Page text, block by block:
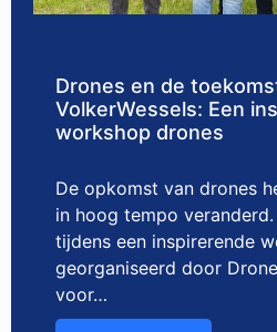
Drones en de
VolkerWessels: Een
workshop drones
De opkomst van drones
in hoog tempo
tijdens een inspirerende
georganiseerd door
voor…